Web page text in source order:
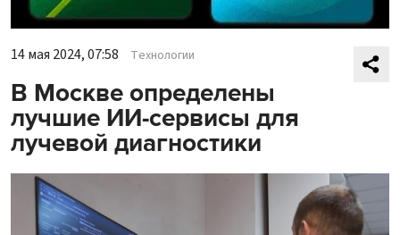
14 мая 2024, 07:58 Технологии
В Москве определены
лучшие ИИ-сервисы для
лучевой диагностики